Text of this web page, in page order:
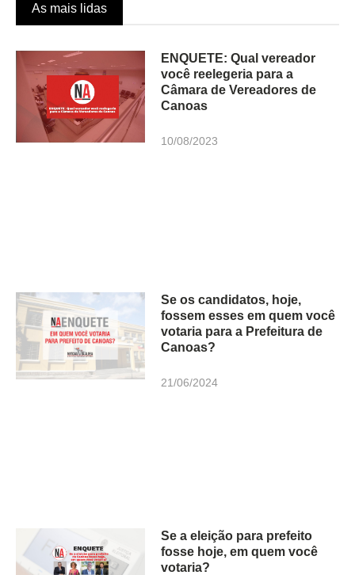
As mais lidas
ENQUETE: Qual vereador
você reelegeria para a
Câmara de Vereadores de
Canoas
10/08/2023
Se os candidatos, hoje,
fossem esses em quem você
votaria para a Prefeitura de
Canoas?
21/06/2024
Se a eleição para prefeito
fosse hoje, em quem você
votaria?